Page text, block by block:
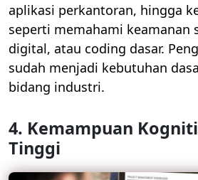
aplikasi perkantoran, hingga
seperti memahami keamanan
digital, atau coding dasar.
sudah menjadi kebutuhan
bidang industri.
4. Kemampuan
Tinggi